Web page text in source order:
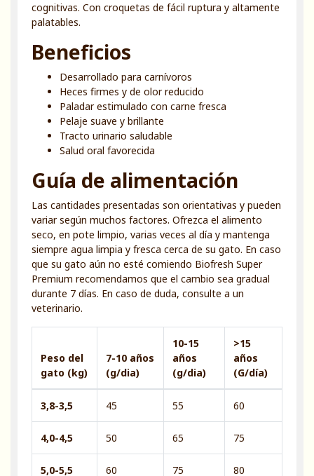
cognitivas. Con croquetas de fácil ruptura y altamente
palatables.
Beneficios
Desarrollado para carnívoros
Heces firmes y de olor reducido
Paladar estimulado con carne fresca
Pelaje suave y brillante
Tracto urinario saludable
Salud oral favorecida
Guía de alimentación
Las cantidades presentadas son orientativas y pueden
variar según muchos factores. Ofrezca el alimento
seco, en pote limpio, varias veces al día y mantenga
siempre agua limpia y fresca cerca de su gato. En caso
que su gato aún no esté comiendo Biofresh Super
Premium recomendamos que el cambio sea gradual
durante 7 días. En caso de duda, consulte a un
veterinario.
Peso del
gato (kg)
7-10 años
(g/dia)
10-15
años
(g/dia)
>15
años
(G/día)
3,8-3,5 45 55 60
4,0-4,5 50 65 75
5,0-5,5 60 75 80